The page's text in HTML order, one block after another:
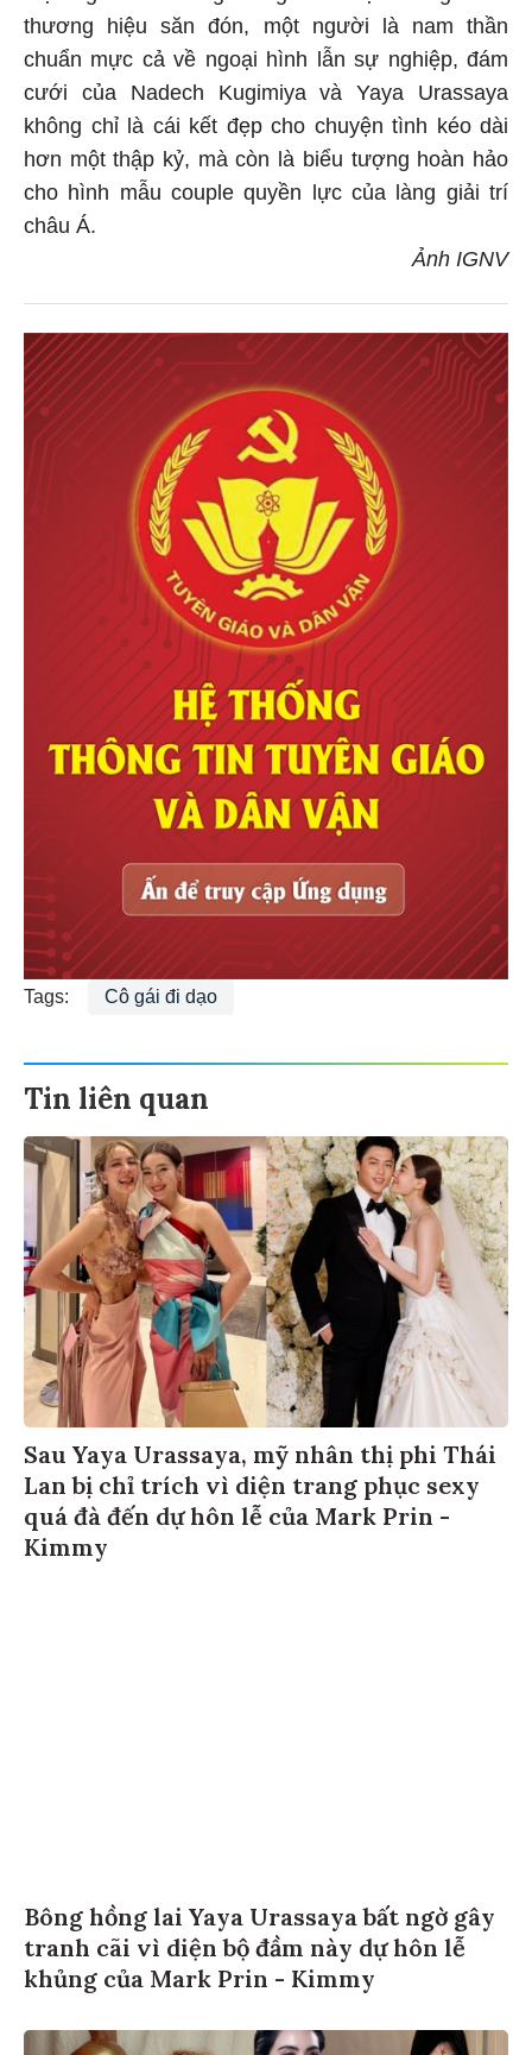
thương hiệu săn đón, một người là nam thần
chuẩn mực cả về ngoại hình lẫn sự nghiệp, đám
cưới của Nadech Kugimiya và Yaya Urassaya
không chỉ là cái kết đẹp cho chuyện tình kéo dài
hơn một thập kỷ, mà còn là biểu tượng hoàn hảo
cho hình mẫu couple quyền lực của làng giải trí
châu Á.
Ảnh IGNV
Tags: Cô gái đi dạo
Tin liên quan
Sau Yaya Urassaya, mỹ nhân thị phi Thái
Lan bị chỉ trích vì diện trang phục sexy
quá đà đến dự hôn lễ của Mark Prin -
Kimmy
Bông hồng lai Yaya Urassaya bất ngờ gây
tranh cãi vì diện bộ đầm này dự hôn lễ
khủng của Mark Prin - Kimmy